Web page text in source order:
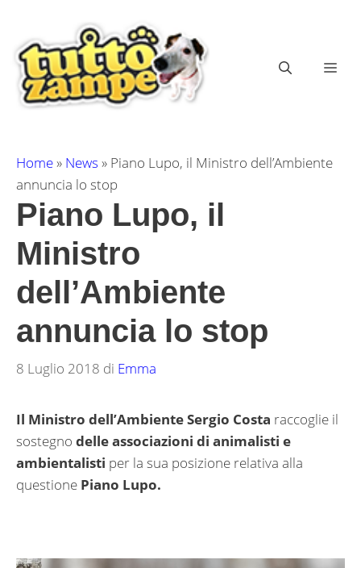
contenuto
Home» News » Piano Lupo, il Ministro dell’Ambiente
annuncia lo stop
Piano Lupo, il
Ministro
dell’Ambiente
annuncia lo stop
8 Luglio 2018 di Emma
Il Ministro dell’Ambiente Sergio Costa raccoglie il
sostegno delle associazioni di animalisti e
ambientalisti per la sua posizione relativa alla
questione Piano Lupo.